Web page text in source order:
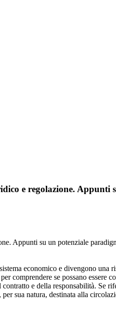
e regolazione.
Appunti su un potenziale
economico e divengono
comprendere se possano
e della responsabilità. Se
sua natura, destinata alla